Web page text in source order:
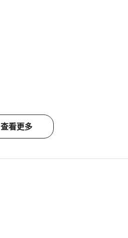
查看更多